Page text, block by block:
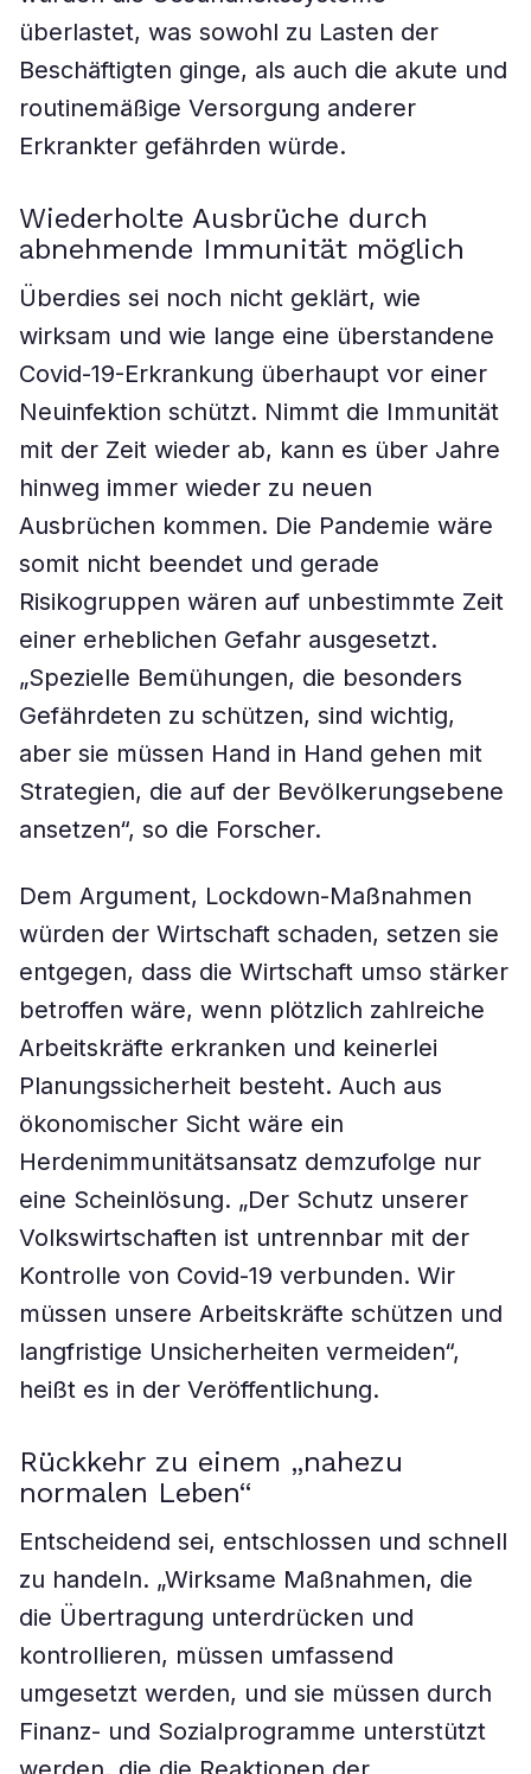
überlastet, was sowohl zu Lasten der
Beschäftigten ginge, als auch die akute und
routinemäßige Versorgung anderer
Erkrankter gefährden würde.
Wiederholte Ausbrüche durch
abnehmende Immunität möglich
Überdies sei noch nicht geklärt, wie
wirksam und wie lange eine überstandene
Covid-19-Erkrankung überhaupt vor einer
Neuinfektion schützt. Nimmt die Immunität
mit der Zeit wieder ab, kann es über Jahre
hinweg immer wieder zu neuen
Ausbrüchen kommen. Die Pandemie wäre
somit nicht beendet und gerade
Risikogruppen wären auf unbestimmte Zeit
einer erheblichen Gefahr ausgesetzt.
„Spezielle Bemühungen, die besonders
Gefährdeten zu schützen, sind wichtig,
aber sie müssen Hand in Hand gehen mit
Strategien, die auf der Bevölkerungsebene
ansetzen“, so die Forscher.
Dem Argument, Lockdown-Maßnahmen
würden der Wirtschaft schaden, setzen sie
entgegen, dass die Wirtschaft umso stärker
betroffen wäre, wenn plötzlich zahlreiche
Arbeitskräfte erkranken und keinerlei
Planungssicherheit besteht. Auch aus
ökonomischer Sicht wäre ein
Herdenimmunitätsansatz demzufolge nur
eine Scheinlösung. „Der Schutz unserer
Volkswirtschaften ist untrennbar mit der
Kontrolle von Covid-19 verbunden. Wir
müssen unsere Arbeitskräfte schützen und
langfristige Unsicherheiten vermeiden“,
heißt es in der Veröffentlichung.
Rückkehr zu einem „nahezu
normalen Leben“
Entscheidend sei, entschlossen und schnell
zu handeln. „Wirksame Maßnahmen, die
die Übertragung unterdrücken und
kontrollieren, müssen umfassend
umgesetzt werden, und sie müssen durch
Finanz- und Sozialprogramme unterstützt